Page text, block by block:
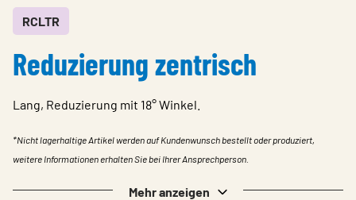
Im Fokus
Über Lindab
Einloggen
Sprache wählen
Switzerland - German
RCLTR
Reduzierung zentrisch
Lang, Reduzierung mit 18° Winkel.
*Nicht lagerhaltige Artikel werden auf Kundenwunsch bestellt oder produziert,
weitere Informationen erhalten Sie bei Ihrer Ansprechperson.
Mehr anzeigen